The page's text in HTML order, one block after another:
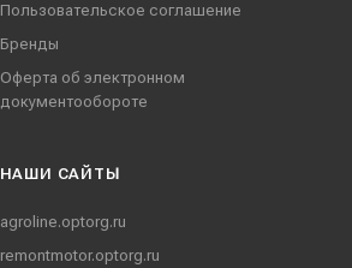
Пользовательское соглашение
Бренды
Оферта об электронном
документообороте
НАШИ CАЙТЫ
agroline.optorg.ru
remontmotor.optorg.ru